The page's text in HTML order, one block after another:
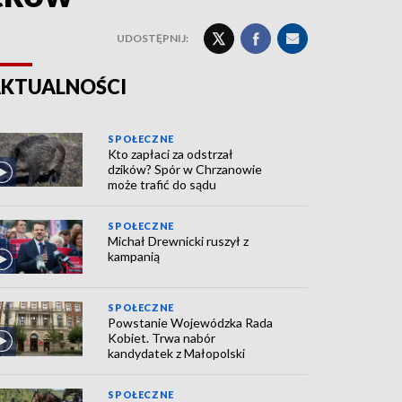
UDOSTĘPNIJ:
SPOŁECZNE
Kto zapłaci za odstrzał
dzików? Spór w Chrzanowie
może trafić do sądu
SPOŁECZNE
Michał Drewnicki ruszył z
kampanią
SPOŁECZNE
Powstanie Wojewódzka Rada
Kobiet. Trwa nabór
kandydatek z Małopolski
SPOŁECZNE